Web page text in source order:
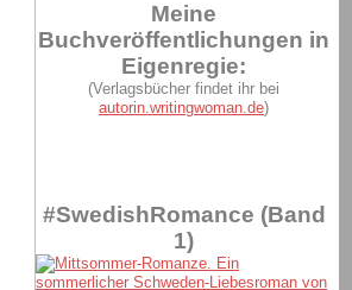
Meine
Buchveröffentlichungen in
Eigenregie:
(Verlagsbücher findet ihr bei
autorin.writingwoman.de)
#SwedishRomance (Band
1)